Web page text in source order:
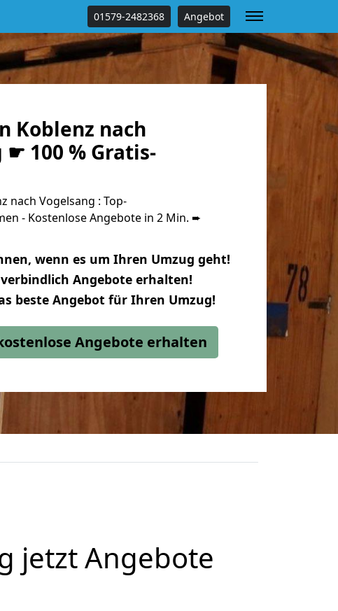
01579-2482368 Angebot
Koblenz nach
☛ 100 % Gratis-
nach Vogelsang : Top-
- Kostenlose Angebote in 2 Min. ➨
wenn es um Ihren Umzug geht!
Angebote erhalten!
beste Angebot für Ihren Umzug!
Angebote erhalten
jetzt Angebote